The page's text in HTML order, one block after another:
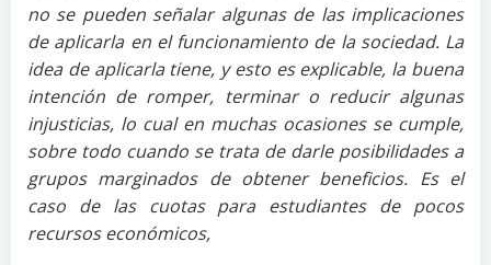
no se pueden señalar algunas de las implicaciones
de aplicarla en el funcionamiento de la sociedad. La
idea de aplicarla tiene, y esto es explicable, la buena
intención de romper, terminar o reducir algunas
injusticias, lo cual en muchas ocasiones se cumple,
sobre todo cuando se trata de darle posibilidades a
grupos marginados de obtener beneficios. Es el
caso de las cuotas para estudiantes de pocos
recursos económicos,